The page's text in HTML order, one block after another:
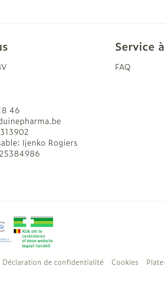
46
313902
Ijenko Rogiers
Service
FAQ
Déclaration de confidentialité Cookies